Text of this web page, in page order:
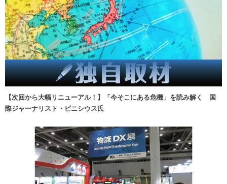
【次回から大幅リニューアル！】「今そこにある危機」を読み解く 国
際ジャーナリスト・ビニシウス氏